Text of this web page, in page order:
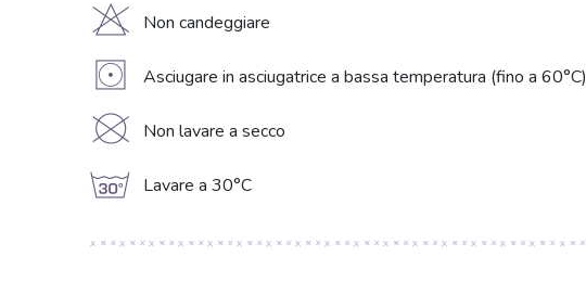
H Non candeggiare
V Asciugare in asciugatrice a bassa temperatura (fino a 60°C)
K Non lavare a secco
g Lavare a 30°C